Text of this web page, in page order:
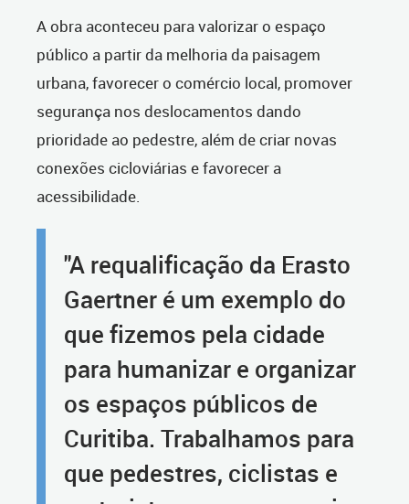
A obra aconteceu para valorizar o espaço
público a partir da melhoria da paisagem
urbana, favorecer o comércio local, promover
segurança nos deslocamentos dando
prioridade ao pedestre, além de criar novas
conexões cicloviárias e favorecer a
acessibilidade.
"A requalificação da Erasto
Gaertner é um exemplo do
que fizemos pela cidade
para humanizar e organizar
os espaços públicos de
Curitiba. Trabalhamos para
que pedestres, ciclistas e